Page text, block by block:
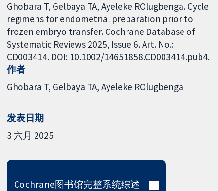
Ghobara T, Gelbaya TA, Ayeleke ROlugbenga. Cycle
regimens for endometrial preparation prior to
frozen embryo transfer. Cochrane Database of
Systematic Reviews 2025, Issue 6. Art. No.:
CD003414. DOI: 10.1002/14651858.CD003414.pub4.
作者
Ghobara T Gelbaya TA Ayeleke ROlugbenga
发表日期
3 六月 2025
Cochrane图书馆完整系统综述